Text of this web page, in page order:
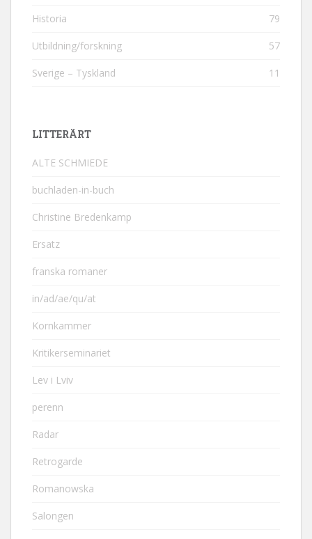
Historia 79
Utbildning/forskning 57
Sverige – Tyskland 11
LITTERÄRT
ALTE SCHMIEDE
buchladen-in-buch
Christine Bredenkamp
Ersatz
franska romaner
in/ad/ae/qu/at
Kornkammer
Kritikerseminariet
Lev i Lviv
perenn
Radar
Retrogarde
Romanowska
Salongen